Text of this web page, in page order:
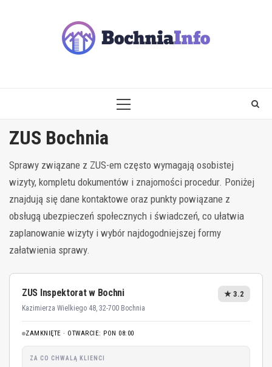
PRIMARY
ZUS Bochnia
Sprawy związane z ZUS-em często wymagają osobistej
wizyty, kompletu dokumentów i znajomości procedur. Poniżej
znajdują się dane kontaktowe oraz punkty powiązane z
obsługą ubezpieczeń społecznych i świadczeń, co ułatwia
zaplanowanie wizyty i wybór najdogodniejszej formy
załatwienia sprawy.
ZUS Inspektorat w Bochni
Kazimierza Wielkiego 48, 32-700 Bochnia
★ 3.2
ZAMKNIĘTE · OTWARCIE: PON 08:00
ZA CO CHWALĄ KLIENCI